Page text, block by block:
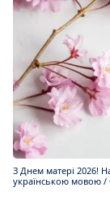
З Днем матері 2026!
українською мовою